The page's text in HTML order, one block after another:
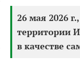
26 мая 2026
территории
в качестве